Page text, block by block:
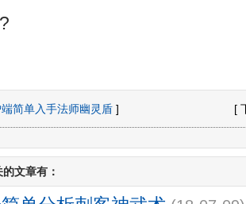
简单入手法师幽灵盾 ] [
文章有：